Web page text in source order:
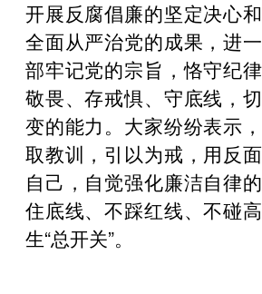
开展反腐倡廉的坚定决心
全面从严治党的成果，进
部牢记党的宗旨，恪守纪
敬畏、存戒惧、守底线，
变的能力。大家纷纷表示
取教训，引以为戒，用反
自己，自觉强化廉洁自律
住底线、不踩红线、不碰
生“总开关”。